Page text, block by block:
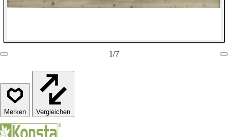
1/7
Vergleichen